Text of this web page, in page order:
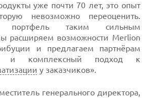
уже почти 70 лет, это опыт
невозможно переоценить.
портфель таким сильным
расширяем возможности Merlion
и предлагаем партнёрам
и комплексный подход к
у заказчиков».
генерального директора,